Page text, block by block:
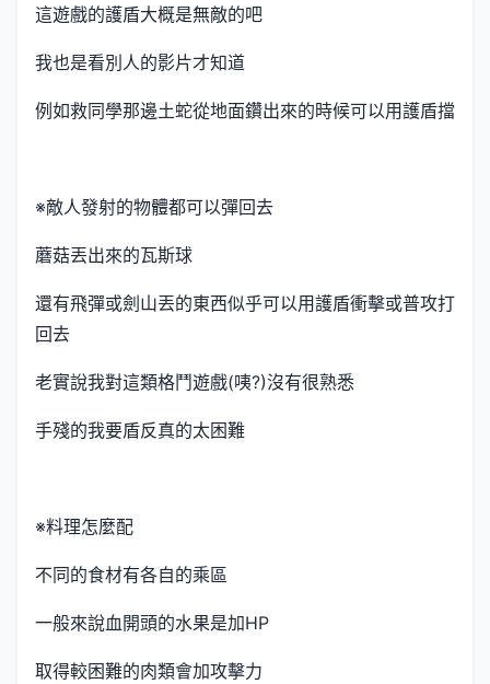
這遊戲的護盾大概是無敵的吧
我也是看別人的影片才知道
例如救同學那邊土蛇從地面鑽出來的時候可以用護盾擋
※敵人發射的物體都可以彈回去
蘑菇丟出來的瓦斯球
還有飛彈或劍山丟的東西似乎可以用護盾衝擊或普攻打
回去
老實說我對這類格鬥遊戲(咦?)沒有很熟悉
手殘的我要盾反真的太困難
※料理怎麼配
不同的食材有各自的乘區
一般來說血開頭的水果是加HP
取得較困難的肉類會加攻擊力